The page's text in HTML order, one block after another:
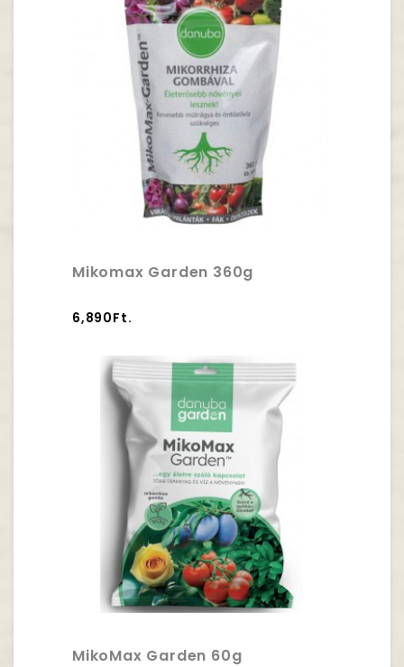
Mikomax Garden 360g
6,890Ft.
MikoMax Garden 60g